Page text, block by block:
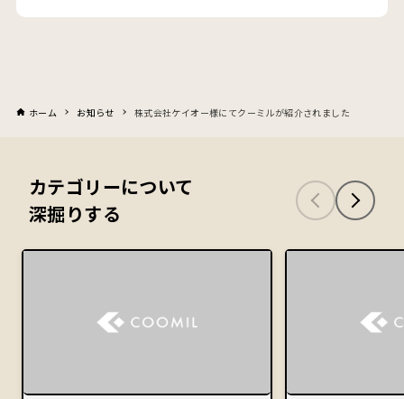
ホーム お知らせ 株式会社ケイオー様にてクーミルが紹介されました
カテゴリーについて
深掘りする